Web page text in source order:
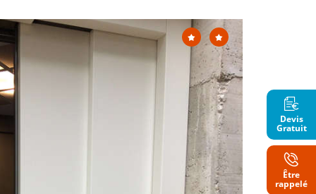
Devis
Gratuit
Être
rappelé
Nom